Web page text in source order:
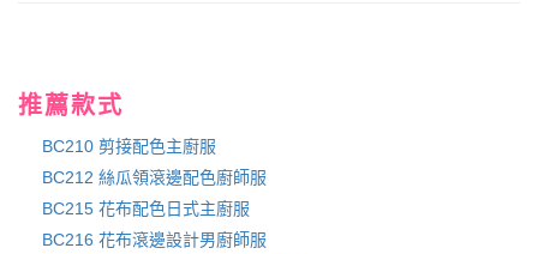
推薦款式
BC210 剪接配色主廚服
BC212 絲瓜領滾邊配色廚師服
BC215 花布配色日式主廚服
BC216 花布滾邊設計男廚師服